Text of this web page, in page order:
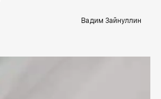
Вадим Зайнуллин